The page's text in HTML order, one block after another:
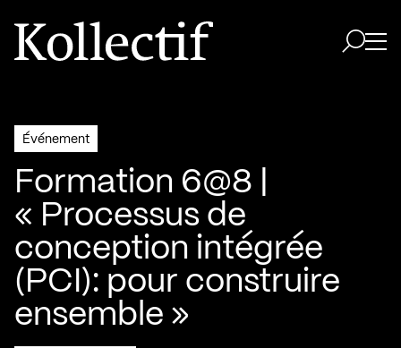
Aller à la page d'accueil
Logo Kollectif
Événement
Formation 6@8 |
« Processus de
conception intégrée
(PCI): pour construire
ensemble »